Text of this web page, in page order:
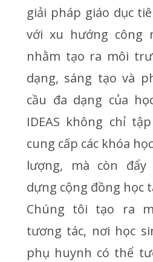
giải pháp giáo dục
với xu hướng công
nhằm tạo ra môi
dạng, sáng tạo và
cầu đa dạng của
IDEAS không chỉ
cung cấp các khóa
lượng, mà còn đẩy
dựng cộng đồng học
Chúng tôi tạo ra
tương tác, nơi học
phụ huynh có thể